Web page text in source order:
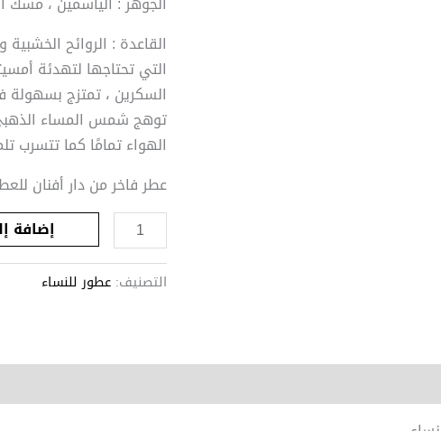
القاعدة : الروائح
التي تحتاجها لتهدئة
السكرين ، تمتزج بسهولة
توهج شمس المساء الذهبي
الهواء تمامًا كما تتسرب
عطر فاخر من دار أفنان
إضافة
التصنيف:عطور للنساء